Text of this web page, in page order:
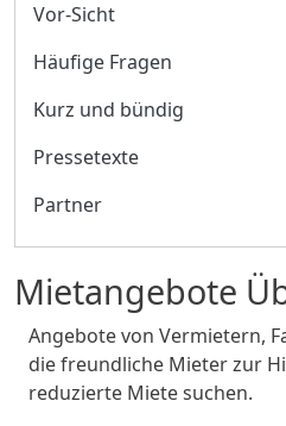
Mietangebote
Angebote von Vermietern,
die freundliche Mieter zur
reduzierte Miete suchen.
Vor-Sicht
Häufige Fragen
Kurz und bündig
Pressetexte
Partner